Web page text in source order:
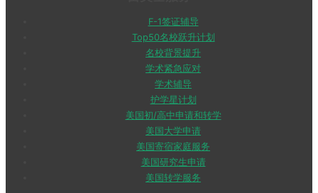
F-1签证辅导
Top50名校跃升计划
名校背景提升
学术紧急应对
学术辅导
护学星计划
美国初/高中申请和转学
美国大学申请
美国寄宿家庭服务
美国研究生申请
美国转学服务